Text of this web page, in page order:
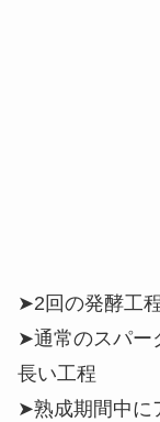
➤2回の発酵工
➤通常のスパー
長い工程
➤熟成期間中に